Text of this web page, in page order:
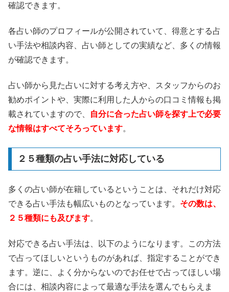
確認できます。
各占い師のプロフィールが公開されていて、得意とする占
い手法や相談内容、占い師としての実績など、多くの情報
が確認できます。
占い師から見た占いに対する考え方や、スタッフからのお
勧めポイントや、実際に利用した人からの口コミ情報も掲
載されていますので、
自分に合った占い師を探す上で必要
な情報はすべてそろっています。
２５種類の占い手法に対応している
多くの占い師が在籍しているということは、それだけ対応
できる占い手法も幅広いものとなっています。 その数は、
２５種類にも及びます。
対応できる占い手法は、以下のようになります。この方法
で占ってほしいというものがあれば、指定することができ
ます。逆に、よく分からないのでお任せで占ってほしい場
合には、相談内容によって最適な手法を選んでもらえま